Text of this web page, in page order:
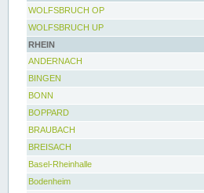
WOLFSBRUCH OP
WOLFSBRUCH UP
RHEIN
ANDERNACH
BINGEN
BONN
BOPPARD
BRAUBACH
BREISACH
Basel-Rheinhalle
Bodenheim